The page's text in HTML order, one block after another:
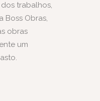
trabalhos,
Boss Obras,
obras
um